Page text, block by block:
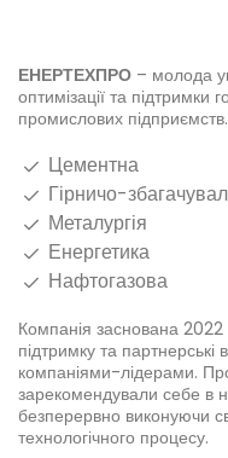
ЕНЕРТЕХПРО – молода
оптимізації та підтримки
промислових підприємств.
Цементна
Гірничо-
Металургія
Енергетика
Нафтогазова
Компанія заснована
підтримку та партнерські
компаніями-лідерами.
зарекомендували себе в
безперервно виконуючи
технологічного процесу.